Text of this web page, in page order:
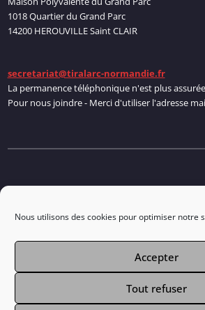
Nous utilisons des cookies pour optimiser notre
Accepter
Tout refuser
1018 Quartier du Grand Parc
14200 HEROUVILLE Saint CLAIR
secretariat@tiralarc-normandie.fr
La permanence téléphonique n'est plus
Pour nous joindre - Merci d'utiliser l'adresse